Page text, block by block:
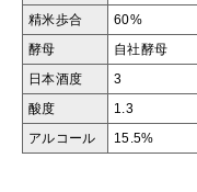
精米歩合 60%
酵母 自社酵母
日本酒度 3
酸度 1.3
アルコール 15.5%